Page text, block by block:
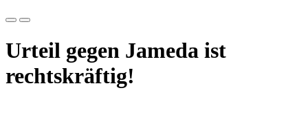
Urteil gegen Jameda ist
rechtskräftig!